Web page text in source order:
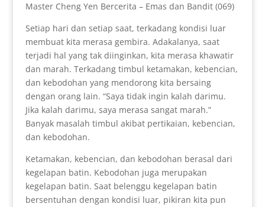
Master Cheng Yen Bercerita – Emas dan Bandit (069)
Setiap hari dan setiap saat, terkadang kondisi luar
membuat kita merasa gembira. Adakalanya, saat
terjadi hal yang tak diinginkan, kita merasa khawatir
dan marah. Terkadang timbul ketamakan, kebencian,
dan kebodohan yang mendorong kita bersaing
dengan orang lain. “Saya tidak ingin kalah darimu.
Jika kalah darimu, saya merasa sangat marah.”
Banyak masalah timbul akibat pertikaian, kebencian,
dan kebodohan.
Ketamakan, kebencian, dan kebodohan berasal dari
kegelapan batin. Kebodohan juga merupakan
kegelapan batin. Saat belenggu kegelapan batin
bersentuhan dengan kondisi luar, pikiran kita pun